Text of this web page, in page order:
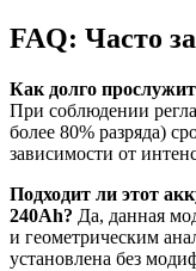
FAQ: Часто
Как долго
При соблюдении
более 80% разряда)
зависимости от
Подходит ли этот
240Ah? Да, данная
и геометрическим
установлена без